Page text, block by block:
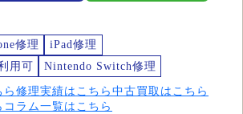
修理
iPad修理
用可
Nintendo Switch修理
修理実績はこちら 中古買取はこちら
コラム一覧はこちら